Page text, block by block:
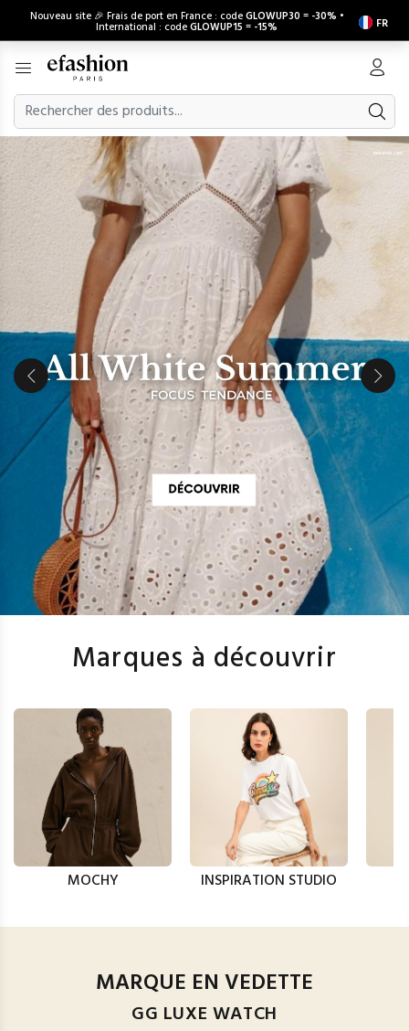
Nouveau site 🎉 Frais de port en France : codeGLOWUP30 = -30% •
International : codeGLOWUP15 = -15% FR
Marques à découvrir
MOCHY INSPIRATION STUDIO
MARQUE EN VEDETTE
GG LUXE WATCH